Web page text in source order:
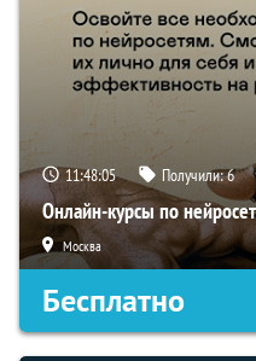
11:48:04 Получили:6
Онлайн-курсы по
Москва
Бесплатно